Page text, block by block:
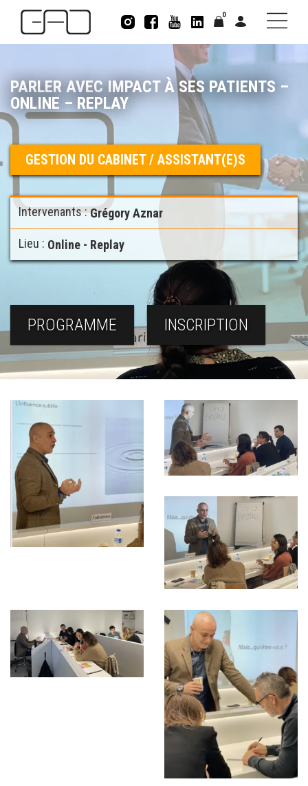
0
PARLER AVEC IMPACT À SES PATIENTS –
ONLINE – REPLAY
GESTION DU CABINET / ASSISTANT(E)S
Intervenants :Grégory Aznar
Lieu : Online - Replay
PROGRAMME INSCRIPTION